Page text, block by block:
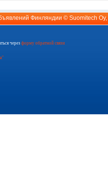
Финляндии © Suomitech Oy
через форму обратной связи